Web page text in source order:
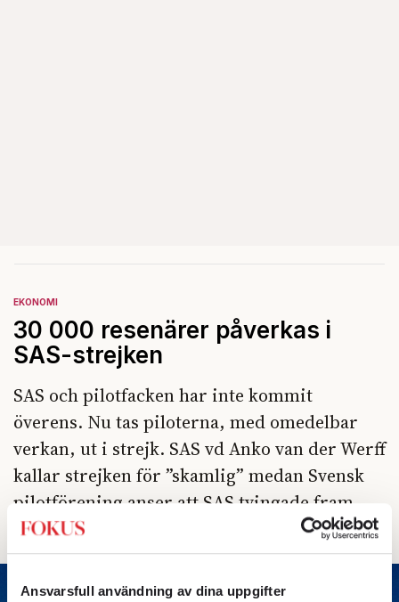
Ansvarsfull användning av dina uppgifter
EKONOMI
30 000 resenärer påverkas i
SAS-strejken
SAS och pilotfacken har inte kommit
överens. Nu tas piloterna, med omedelbar
verkan, ut i strejk. SAS vd Anko van der Werff
kallar strejken för ”skamlig” medan Svensk
pilotförening anser att SAS tvingade fram
den.